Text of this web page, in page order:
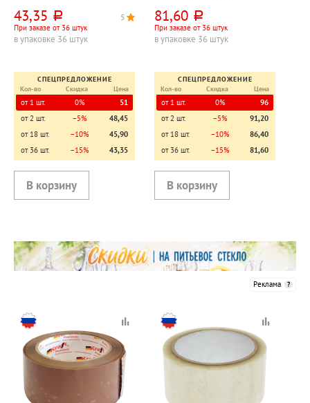
43,35 руб.
При заказе от 36 штук
5
в упаковке 36 штук
СПЕЦПРЕДЛОЖЕНИЕ
Кол-во
Скидка Цена
от 1 шт. 0%
51
от 2 шт.
−5%
48,45
от 18 шт.
−10%
45,90
от 36 шт.
−15% 43,35
81,60 руб.
При заказе от 36 штук
в упаковке 36 штук
СПЕЦПРЕДЛОЖЕНИЕ
Кол-во
Скидка Цена
от 1 шт. 0%
96
от 2 шт.
−5%
91,20
от 18 шт.
−10%
86,40
от 36 шт.
−15% 81,60
Реклама